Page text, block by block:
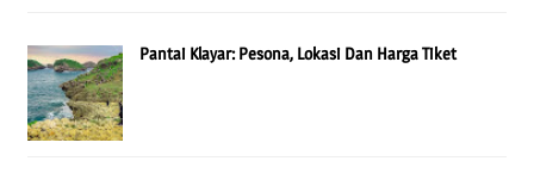
Pantai Klayar: Pesona, Lokasi Dan Harga Tiket